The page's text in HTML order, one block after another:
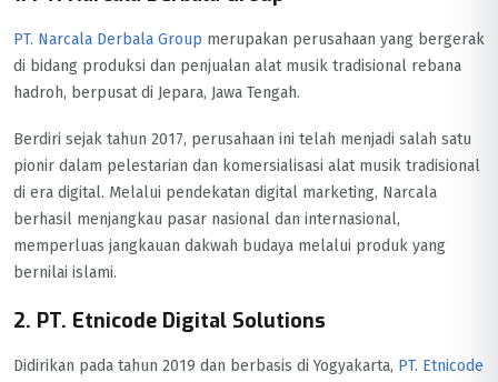
PT. Narcala Derbala Group merupakan perusahaan yang bergerak
di bidang produksi dan penjualan alat musik tradisional rebana
hadroh, berpusat di Jepara, Jawa Tengah.
Berdiri sejak tahun 2017, perusahaan ini telah menjadi salah satu
pionir dalam pelestarian dan komersialisasi alat musik tradisional
di era digital. Melalui pendekatan digital marketing, Narcala
berhasil menjangkau pasar nasional dan internasional,
memperluas jangkauan dakwah budaya melalui produk yang
bernilai islami.
2. PT. Etnicode Digital Solutions
Didirikan pada tahun 2019 dan berbasis di Yogyakarta, PT. Etnicode